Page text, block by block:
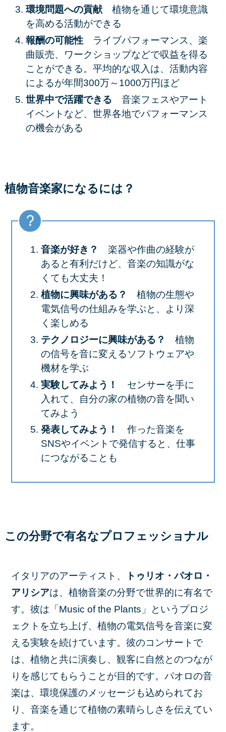
環境問題への貢献植物を通じて環境意識
を高める活動ができる
報酬の可能性ライブパフォーマンス、楽
曲販売、ワークショップなどで収益を得る
ことができる。平均的な収入は、活動内容
によるが年間300万～1000万円ほど
世界中で活躍できる 音楽フェスやアート
イベントなど、世界各地でパフォーマンス
の機会がある
植物音楽家になるには？
音楽が好き？ 楽器や作曲の経験が
あると有利だけど、音楽の知識がな
くても大丈夫！
植物に興味がある？ 植物の生態や
電気信号の仕組みを学ぶと、より深
く楽しめる
テクノロジーに興味がある？ 植物
の信号を音に変えるソフトウェアや
機材を学ぶ
実験してみよう！ センサーを手に
入れて、自分の家の植物の音を聞い
てみよう
発表してみよう！
作った音楽を
SNSやイベントで発信すると、仕事
につながることも
この分野で有名なプロフェッショナル
イタリアのアーティスト、
トゥリオ・パオロ・
アリシアは、植物音楽の分野で世界的に有名で
す。彼は「Music of the Plants」というプロジ
ェクトを立ち上げ、植物の電気信号を音楽に変
える実験を続けています。彼のコンサートで
は、植物と共に演奏し、観客に自然とのつなが
りを感じてもらうことが目的です。パオロの音
楽は、環境保護のメッセージも込められてお
り、音楽を通じて植物の素晴らしさを伝えてい
ます。